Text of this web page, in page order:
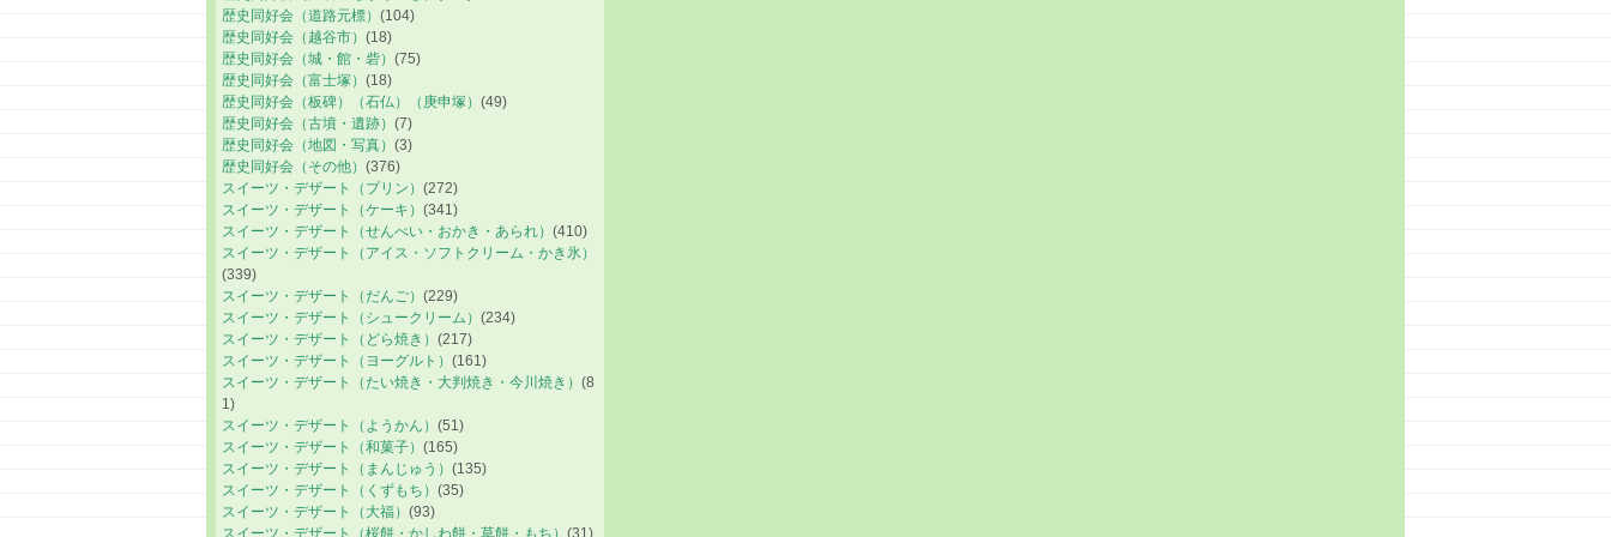
歴史同好会（道路元標） (104)
歴史同好会（越谷市） (18)
歴史同好会（城・館・砦） (75)
歴史同好会（富士塚） (18)
歴史同好会（板碑）（石仏）（庚申塚） (49)
歴史同好会（古墳・遺跡） (7)
歴史同好会（地図・写真） (3)
歴史同好会（その他） (376)
スイーツ・デザート（プリン） (272)
スイーツ・デザート（ケーキ） (341)
スイーツ・デザート（せんべい・おかき・あられ） (410)
スイーツ・デザート（アイス・ソフトクリーム・かき氷）
(339)
スイーツ・デザート（だんご） (229)
スイーツ・デザート（シュークリーム） (234)
スイーツ・デザート（どら焼き） (217)
スイーツ・デザート（ヨーグルト） (161)
スイーツ・デザート（たい焼き・大判焼き・今川焼き） (8
1)
スイーツ・デザート（ようかん） (51)
スイーツ・デザート（和菓子） (165)
スイーツ・デザート（まんじゅう） (135)
スイーツ・デザート（くずもち） (35)
スイーツ・デザート（大福） (93)
スイーツ・デザート（桜餅・かしわ餅・草餅・もち） (31)